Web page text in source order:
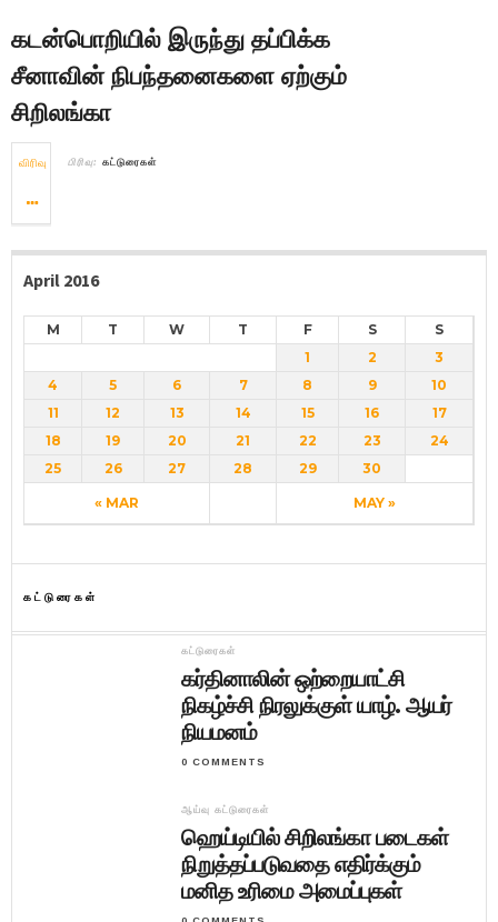
கடன்பொறியில் இருந்து தப்பிக்க
சீனாவின் நிபந்தனைகளை ஏற்கும்
சிறிலங்கா
விரிவு பிரிவு: கட்டுரைகள்
April 2016
M T W T F S S
« MAR MAY »
1 2
3
4
5 6 7 8 9
10
11
12 13 14 15 16
17
18
19 20 21 22 23
24
25
26 27 28 29 30
கட்டுரைகள்
கட்டுரைகள்
கர்தினாலின் ஒற்றையாட்சி
நிகழ்ச்சி நிரலுக்குள் யாழ். ஆயர்
நியமனம்
0 COMMENTS
ஆய்வு கட்டுரைகள்
ஹெய்டியில் சிறிலங்கா படைகள்
நிறுத்தப்படுவதை எதிர்க்கும்
மனித உரிமை அமைப்புகள்